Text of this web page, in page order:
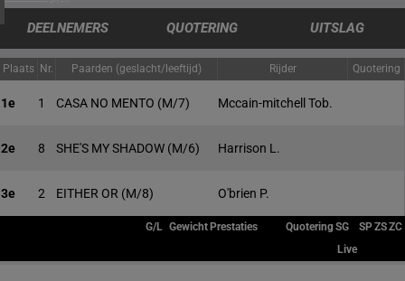
DEELNEMERS QUOTERING UITSLAG
Plaats Nr. Paarden (geslacht/leeftijd) Rijder Quotering
1e 1 CASA NO MENTO (M/7) Mccain-mitchell Tob.
2e 8 SHE'S MY SHADOW (M/6) Harrison L.
3e 2 EITHER OR (M/8) O'brien P.
G/L Gewicht Prestaties QuoteringSG SPZSZC
Live